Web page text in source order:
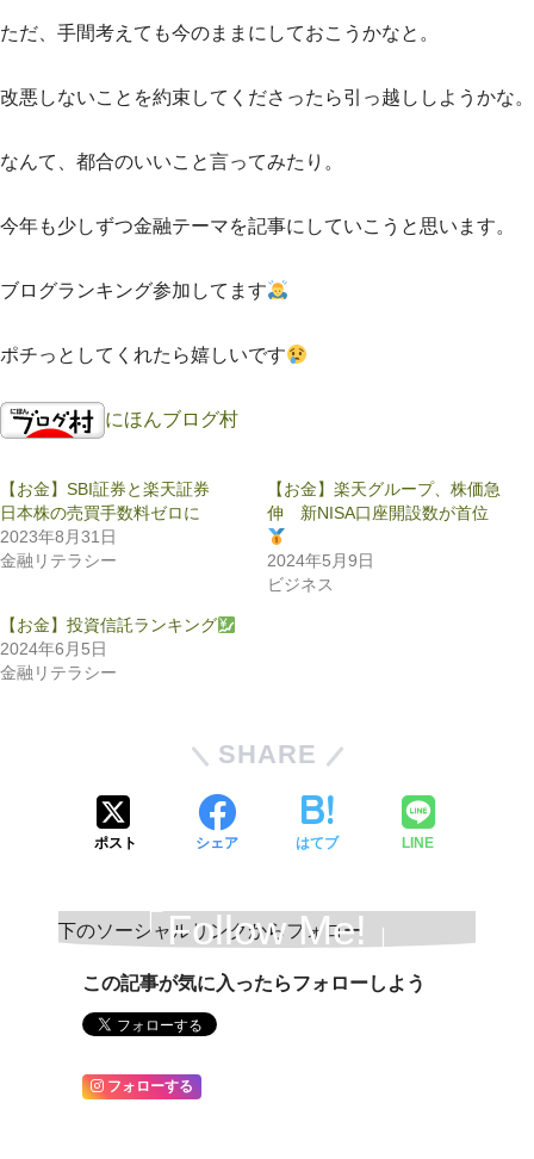
ただ、手間考えても今のままにしておこうかなと。
改悪しないことを約束してくださったら引っ越ししようかな。
なんて、都合のいいこと言ってみたり。
今年も少しずつ金融テーマを記事にしていこうと思います。
ブログランキング参加してます
ポチっとしてくれたら嬉しいです
にほんブログ村
【お金】SBI証券と楽天証券
日本株の売買手数料ゼロに
2023年8月31日
金融リテラシー
【お金】楽天グループ、株価急
伸 新NISA口座開設数が首位
2024年5月9日
ビジネス
【お金】投資信託ランキング
2024年6月5日
金融リテラシー
SHARE
ポスト シェア はてブ LINE
「Follow Me!」
この記事が気に入ったらフォローしよう
フォローする